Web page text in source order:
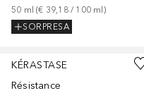
50 ml (€ 39,18 / 100 ml)
SORPRESA
KÉRASTASE
Résistance